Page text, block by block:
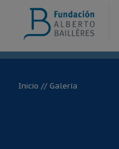
Inicio // Galería